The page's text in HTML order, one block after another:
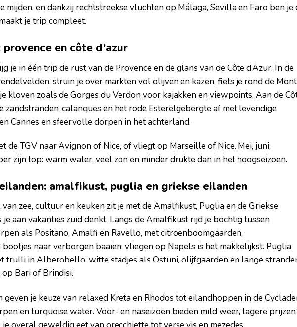
mijden, en dankzij rechtstreekse vluchten op Málaga, Sevilla en Faro ben je
je trip compleet.
en côte d’azur
je in één trip de rust van de Provence en de glans van de Côte d’Azur. In de
struin je over markten vol olijven en kazen, fiets je rond de Mont
kloven zoals de Gorges du Verdon voor kajakken en viewpoints. Aan de
zandstranden, calanques en het rode Esterelgebergte af met levendige
Cannes en sfeervolle dorpen in het achterland.
de TGV naar Avignon of Nice, of vliegt op Marseille of Nice. Mei, juni,
zijn top: warm water, veel zon en minder drukte dan in het hoogseizoen.
amalfikust, puglia en griekse eilanden
zee, cultuur en keuken zit je met de Amalfikust, Puglia en de Griekse
aan vakanties zuid denkt. Langs de Amalfikust rijd je bochtig tussen
als Positano, Amalfi en Ravello, met citroenboomgaarden,
naar verborgen baaien; vliegen op Napels is het makkelijkst. Puglia
trulli in Alberobello, witte stadjes als Ostuni, olijfgaarden en lange
Bari of Brindisi.
geven je keuze van relaxed Kreta en Rhodos tot eilandhoppen in de
en turquoise water. Voor- en naseizoen bieden mild weer, lagere prijzen
overal geweldig eet van orecchiette tot verse vis en mezedes.